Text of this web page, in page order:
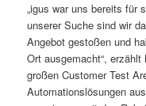
„igus war uns bereits für
unserer Suche sind wir
Angebot gestoßen und
Ort ausgemacht“,
großen Customer Test
Automationslösungen